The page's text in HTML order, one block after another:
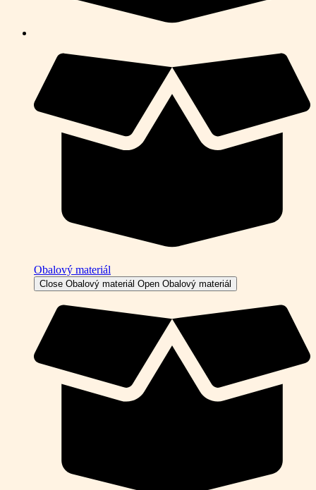
Obalový materiál
Close Obalový materiál Open Obalový materiál